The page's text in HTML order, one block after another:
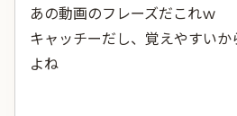
あの動画のフレーズだこれｗ
キャッチーだし、覚えやすい
よね